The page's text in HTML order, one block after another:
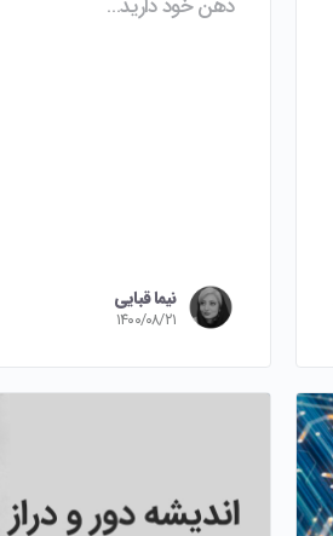
نیما قبایی
۱۴۰۰/۰۸/۲۱